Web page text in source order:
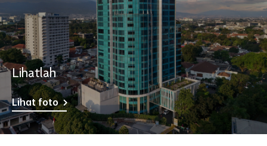
Lihatlah
Lihat foto